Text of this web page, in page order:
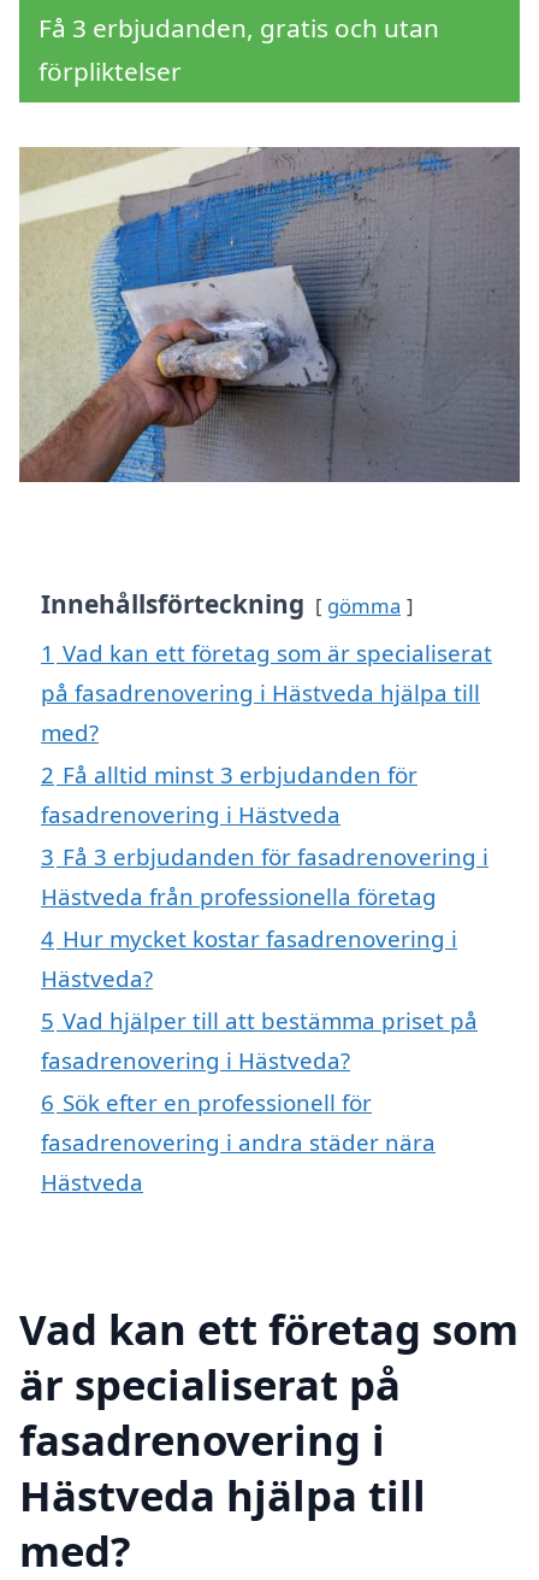
Få 3 erbjudanden, gratis och utan
förpliktelser
Innehållsförteckning gömma
1 Vad kan ett företag som är specialiserat
på fasadrenovering i Hästveda hjälpa till
med?
2 Få alltid minst 3 erbjudanden för
fasadrenovering i Hästveda
3 Få 3 erbjudanden för fasadrenovering i
Hästveda från professionella företag
4 Hur mycket kostar fasadrenovering i
Hästveda?
5 Vad hjälper till att bestämma priset på
fasadrenovering i Hästveda?
6 Sök efter en professionell för
fasadrenovering i andra städer nära
Hästveda
Vad kan ett företag som
är specialiserat på
fasadrenovering i
Hästveda hjälpa till
med?